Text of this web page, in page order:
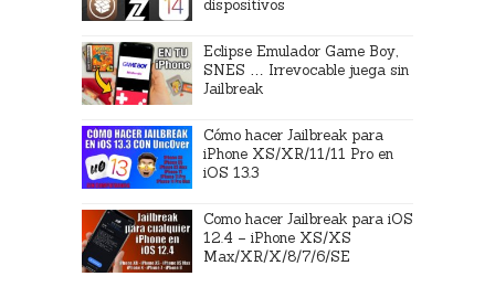
dispositivos
Eclipse Emulador Game Boy,
SNES … Irrevocable juega sin
Jailbreak
Cómo hacer Jailbreak para
iPhone XS/XR/11/11 Pro en
iOS 13.3
Como hacer Jailbreak para iOS
12.4 – iPhone XS/XS
Max/XR/X/8/7/6/SE